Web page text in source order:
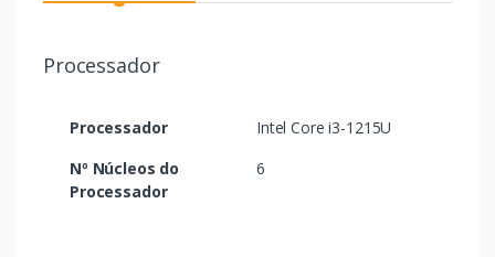
Processador
Processador
Intel Core i3-1215U
Nº Núcleos do
Processador
6